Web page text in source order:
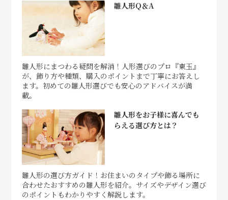
雛人形Q＆A
雛人形にまつわる疑問を解消！人形選びのプロ『東玉』
が、飾り方や種類、購入のポイントまで丁寧にお答えし
ます。初めての雛人形選びでも安心のアドバイスが満
載。
雛人形をお子様に喜んでも
らえる選び方とは？
雛人形の選び方ガイド！お住まいのタイプや飾る場所に
合わせたおすすめの雛人形を紹介。サイズやデザイン選び
のポイントもわかりやすく解説します。